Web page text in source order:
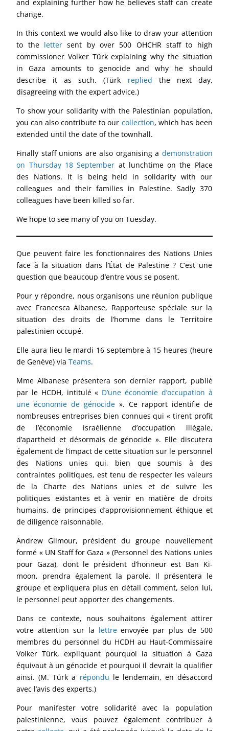
and explaining further how he believes staff can create
change.
In this context we would also like to draw your attention
to the letter sent by over 500 OHCHR staff to high
commissioner Volker Türk explaining why the situation
in Gaza amounts to genocide and why he should
describe it as such. (Türk replied the next day,
disagreeing with the expert advice.)
To show your solidarity with the Palestinian population,
you can also contribute to our collection, which has been
extended until the date of the townhall.
Finally staff unions are also organising a demonstration
on Thursday 18 September at lunchtime on the Place
des Nations. It is being held in solidarity with our
colleagues and their families in Palestine. Sadly 370
colleagues have been killed so far.
We hope to see many of you on Tuesday.
Que peuvent faire les fonctionnaires des Nations Unies
face à la situation dans l’État de Palestine ? C’est une
question que beaucoup d’entre vous se posent.
Pour y répondre, nous organisons une réunion publique
avec Francesca Albanese, Rapporteuse spéciale sur la
situation des droits de l’homme dans le Territoire
palestinien occupé.
Elle aura lieu le mardi 16 septembre à 15 heures (heure
de Genève) viaTeams.
Mme Albanese présentera son dernier rapport, publié
par le HCDH, intitulé « D’une économie d’occupation à
une économie de génocide ». Ce rapport identifie de
nombreuses entreprises bien connues qui « tirent profit
de l’économie israélienne d’occupation illégale,
d’apartheid et désormais de génocide ». Elle discutera
également de l’impact de cette situation sur le personnel
des Nations unies qui, bien que soumis à des
contraintes politiques, est tenu de respecter les valeurs
de la Charte des Nations unies et de suivre les
politiques existantes et à venir en matière de droits
humains, de principes d’approvisionnement éthique et
de diligence raisonnable.
Andrew Gilmour, président du groupe nouvellement
formé « UN Staff for Gaza » (Personnel des Nations unies
pour Gaza), dont le président d’honneur est Ban Ki-
moon, prendra également la parole. Il présentera le
groupe et expliquera plus en détail comment, selon lui,
le personnel peut apporter des changements.
Dans ce contexte, nous souhaitons également attirer
votre attention sur la lettreenvoyée par plus de 500
membres du personnel du HCDH au Haut-Commissaire
Volker Türk, expliquant pourquoi la situation à Gaza
équivaut à un génocide et pourquoi il devrait la qualifier
ainsi. (M. Türk a répondu le lendemain, en désaccord
avec l’avis des experts.)
Pour manifester votre solidarité avec la population
palestinienne, vous pouvez également contribuer à